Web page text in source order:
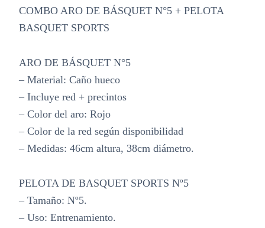
COMBO ARO DE BÁSQUET N°5 + PELOTA
BASQUET SPORTS
ARO DE BÁSQUET N°5
– Material: Caño hueco
– Incluye red + precintos
– Color del aro: Rojo
– Color de la red según disponibilidad
– Medidas: 46cm altura, 38cm diámetro.
PELOTA DE BASQUET SPORTS Nº5
– Tamaño: Nº5.
– Uso: Entrenamiento.